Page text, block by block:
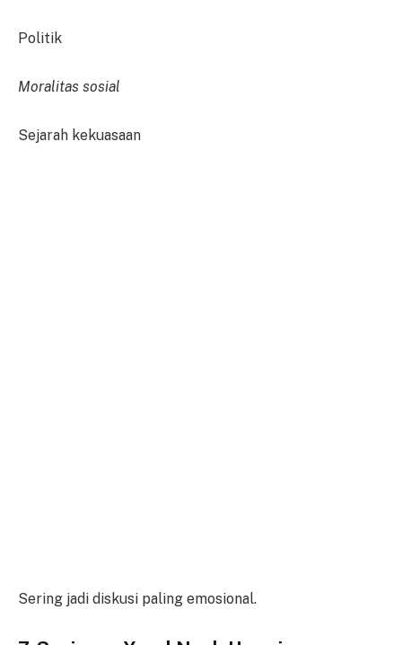
Politik
Moralitas sosial
Sejarah kekuasaan
Sering jadi diskusi paling emosional.